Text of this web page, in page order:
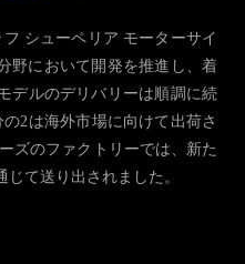
シューペリア モーターサイ
野において開発を推進し、着
デルのデリバリーは順調に続
2は海外市場に向けて出荷さ
ズのファクトリーでは、新た
て送り出されました。